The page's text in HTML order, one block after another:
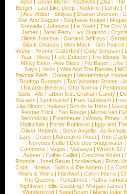
Aplin | Jonas Myrin | Youthkills | ZAZ | The
Berger |Last Like Deep |Kodaline |Lorde |
|Ace Wilder |Eklipse |Sharon Doorson |
Star And Dagger | Stephanie Neigel |
Krewella | Johnossi | Le Youth | The Civil
James | Jarell Perry | Ivy Quainoo |
Jillette Johnson | Garland Jeffreys |
Black Onassis | Wes Mack | Ben Pearce
Veeby | Yvonne Catterfeld | Cody Simpson |
Year |Muse |Fefe Dobson |The Bloody
Mikky Ekko | Aloe Blacc | Flo Bauer | Like
Says | Jenix | Wille And The Bandits | MO
Paloma Faith |Oonagh |Vandenbergs
|Rooftop Runners |Two Wooden Stones |
| Ricardo Bielecki | Otto Normal |
Saris | Alle Farben feat. Graham Candy |
Marashi | Synthkartell | Ham Sandwich |
Lilja Bloom | Indiana | Sofi de la Torre |
Felidae Trick | Eau Rouge | Michel van
Secondcity |Eisenhauer |Woody Pitney |
Malinchak |Porter Robinson | Iggy and
Oliver Heldens |Steve Angello |As Animals
Lary | Grace | Adrenaline Rush | Tom
Nervous Nellie | Dee Dee Bridgewater |
Commons |Vegas |Maraaya |Wretch 32 |
Avener | Colbie Caillat | Conchita Wurst |
Rhonda | Josef Salvat | Acollective | From
Cops | Nneka | Swiss & Die Andern | La
Years & Years |Hardwell |Calvin Harris |
The Queens | Pentatones | Kafka Tamura
Nightwish |Ellie Goulding |Morgan James
Wunderkynd | SuperScum | Martin Luke